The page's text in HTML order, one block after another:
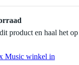
product en haal het
Music winkel in